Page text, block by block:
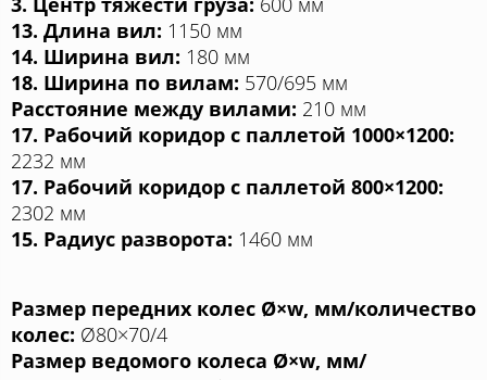
13. Длина вил: 1150 мм
14. Ширина вил: 180 мм
18. Ширина по вилам: 570/695 мм
Расстояние между вилами: 210 мм
17. Рабочий коридор с паллетой 1000×1200:
2232 мм
17. Рабочий коридор с паллетой 800×1200:
2302 мм
15. Радиус разворота: 1460 мм
Размер передних колес Ø×w, мм/количество
колес: Ø80×70/4
Размер ведомого колеса Ø×w, мм/